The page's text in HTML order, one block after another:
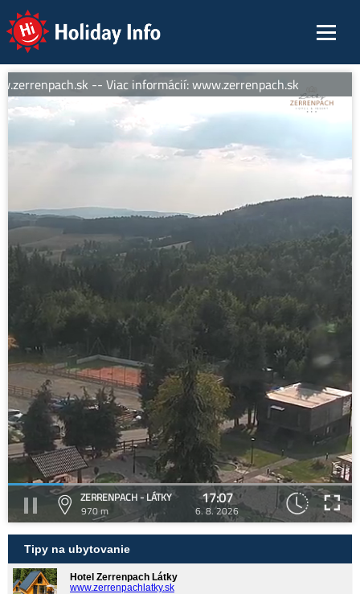
Holiday Info
-- Viac informácií: www.zerrenpach.sk
ZERRENPACH - LÁTKY
970 m
17:07
6. 8. 2026
Tipy na ubytovanie
Hotel Zerrenpach Látky
www.zerrenpachlatky.sk